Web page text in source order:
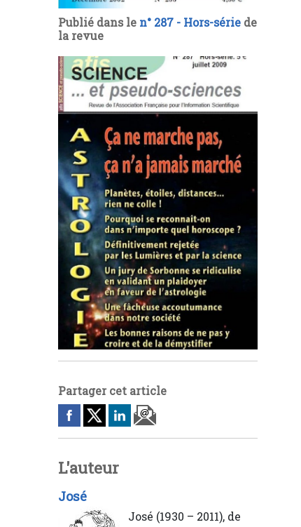
Publié dans le n° 287 - Hors-série de
la revue
Partager cet article
L'auteur
José
José (1930 – 2011), de